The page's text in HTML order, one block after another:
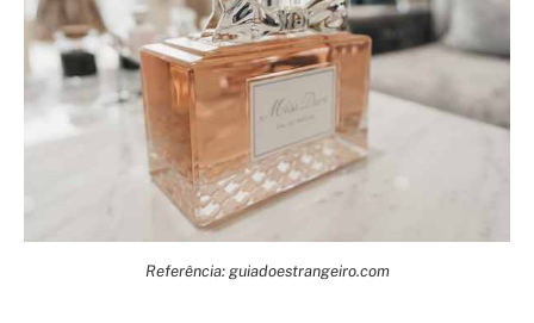
Referência: guiadoestrangeiro.com